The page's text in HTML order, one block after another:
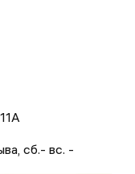
сб.- вс. -